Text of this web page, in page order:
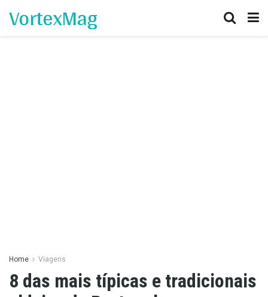
VortexMag
Home Viagens
8 das mais típicas e tradicionais